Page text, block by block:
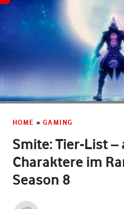
HOME » GAMING
Smite: Tier-List –
Charaktere im
Season 8